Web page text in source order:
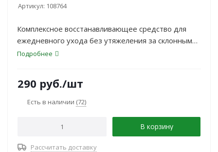
Артикул: 108764
Комплексное восстанавливающее средство для
ежедневного ухода без утяжеления за склонными
к жирности и жирными волосами.
Подробнее
290 руб./шт
Есть в наличии (72)
В корзину
Рассчитать доставку